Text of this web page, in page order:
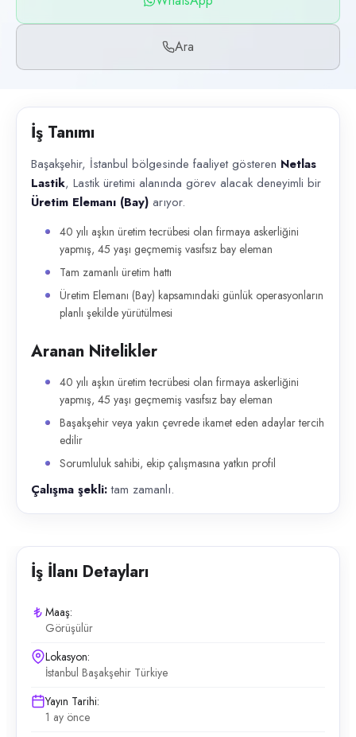
WhatsApp, Telefon
İlan açıklaması
Ara
İş Tanımı
Başakşehir, İstanbul bölgesinde faaliyet gösteren Netlas
Lastik, Lastik üretimi alanında görev alacak deneyimli bir
Üretim Elemanı (Bay) arıyor.
40 yılı aşkın üretim tecrübesi olan firmaya askerliğini
yapmış, 45 yaşı geçmemiş vasıfsız bay eleman
Tam zamanlı üretim hattı
Üretim Elemanı (Bay) kapsamındaki günlük operasyonların
planlı şekilde yürütülmesi
Aranan Nitelikler
40 yılı aşkın üretim tecrübesi olan firmaya askerliğini
yapmış, 45 yaşı geçmemiş vasıfsız bay eleman
Başakşehir veya yakın çevrede ikamet eden adaylar tercih
edilir
Sorumluluk sahibi, ekip çalışmasına yatkın profil
Çalışma şekli:tam zamanlı.
İş İlanı Detayları
Maaş:
Görüşülür
Lokasyon:
İstanbul Başakşehir Türkiye
Yayın Tarihi:
1 ay önce